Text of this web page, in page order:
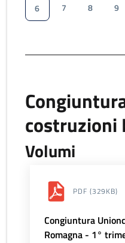
6
7 8 9
costruzioni
Volumi
PDF (329KB)
Congiuntura
Romagna - 1°